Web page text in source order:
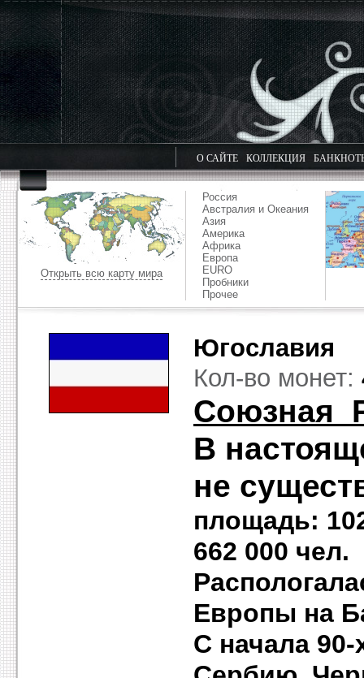
О САЙТЕ КОЛЛЕКЦИЯ
Открыть всю карту мира
Россия
Австралия и Океания
Азия
Америка
Африка
Европа
EURO
Пробники
Прочее
Югославия
Кол-во монет:
Союзная
В
не
площадь:
662 000
Европы на
С начала